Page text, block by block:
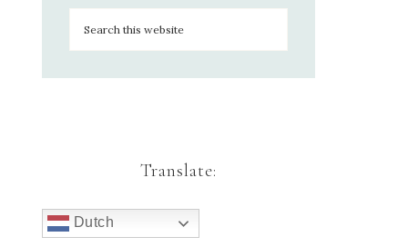
Translate:
Dutch